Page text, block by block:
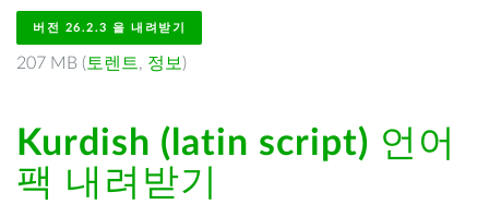
버전 26.2.3 을 내려받기
207 MB ( 토렌트, 정보 )
Kurdish (latin script) 언어
팩 내려받기